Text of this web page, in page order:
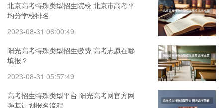
北京高考特殊类型招生院校 北京市高考平
均分学校排名
2023-08-31 06:00:49
阳光高考特殊类型招生缴费 高考志愿在哪
填报？
2023-08-31 05:57:49
高考招生特殊类型平台 阳光高考网官方网
强基计划报名流程